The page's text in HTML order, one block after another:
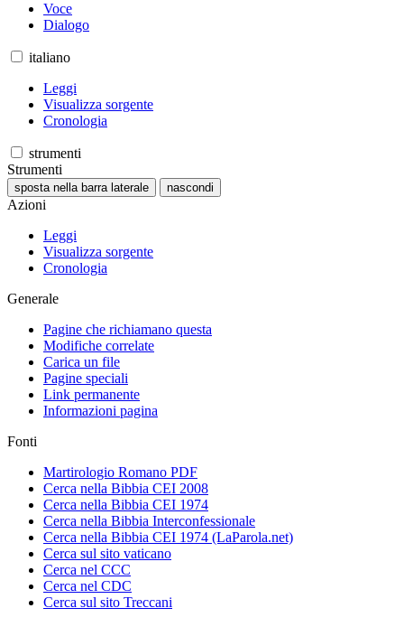
Voce
Dialogo
italiano
Leggi
Visualizza sorgente
Cronologia
strumenti
Strumenti
sposta nella barra laterale nascondi
Azioni
Leggi
Visualizza sorgente
Cronologia
Generale
Pagine che richiamano questa
Modifiche correlate
Carica un file
Pagine speciali
Link permanente
Informazioni pagina
Fonti
Martirologio Romano PDF
Cerca nella Bibbia CEI 2008
Cerca nella Bibbia CEI 1974
Cerca nella Bibbia Interconfessionale
Cerca nella Bibbia CEI 1974 (LaParola.net)
Cerca sul sito vaticano
Cerca nel CCC
Cerca nel CDC
Cerca sul sito Treccani